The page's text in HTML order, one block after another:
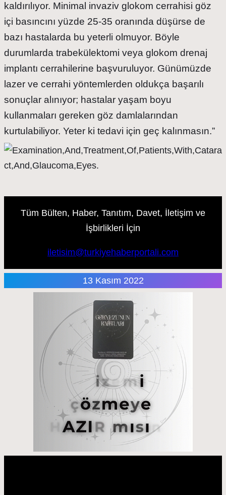
kaldırılıyor. Minimal invaziv glokom cerrahisi göz
içi basıncını yüzde 25-35 oranında düşürse de
bazı hastalarda bu yeterli olmuyor. Böyle
durumlarda trabekülektomi veya glokom drenaj
implantı cerrahilerine başvuruluyor. Günümüzde
lazer ve cerrahi yöntemlerden oldukça başarılı
sonuçlar alınıyor; hastalar yaşam boyu
kullanmaları gereken göz damlalarından
kurtulabiliyor. Yeter ki tedavi için geç kalınmasın.”
Tüm Bülten, Haber, Tanıtım, Davet, İletişim ve
İşbirlikleri İçin
iletisim@turkiyehaberportali.com
13 Kasım 2022